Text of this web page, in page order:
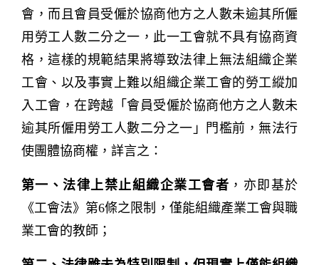
會，而且會員受僱於協商他方之人數未逾其所僱
用勞工人數二分之一，此一工會就不具有協商資
格，這樣的規範結果將導致法律上無法組織企業
工會、以及事實上難以組織企業工會的勞工縱加
入工會，在跨越「會員受僱於協商他方之人數未
逾其所僱用勞工人數二分之一」門檻前，無法行
使團體協商權，詳言之：
第一、法律上禁止組織企業工會者 ，亦即基於
《工會法》第6條之限制，僅能組織產業工會與職
業工會的教師；